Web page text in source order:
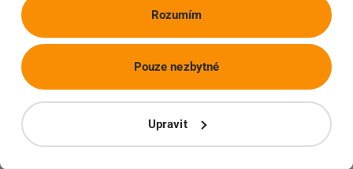
Rozumím
Upravit
Pouze nezbytné